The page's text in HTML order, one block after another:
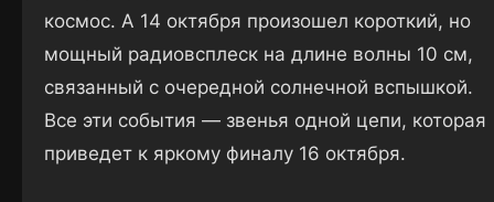
космос. А 14 октября произошел короткий, но
мощный радиовсплеск на длине волны 10 см,
связанный с очередной солнечной вспышкой.
Все эти события — звенья одной цепи, которая
приведет к яркому финалу 16 октября.